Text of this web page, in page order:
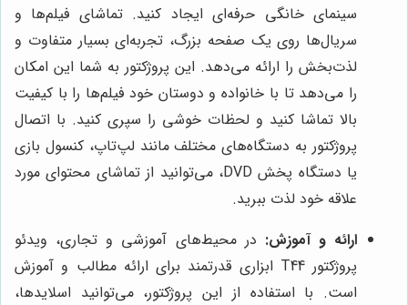
سینمای خانگی حرفه‌ای ایجاد کنید. تماشای فیلم‌ها و
سریال‌ها روی یک صفحه بزرگ، تجربه‌ای بسیار متفاوت و
لذت‌بخش را ارائه می‌دهد. این پروژکتور به شما این امکان
را می‌دهد تا با خانواده و دوستان خود فیلم‌ها را با کیفیت
بالا تماشا کنید و لحظات خوشی را سپری کنید. با اتصال
پروژکتور به دستگاه‌های مختلف مانند لپ‌تاپ، کنسول بازی
یا دستگاه پخش DVD، می‌توانید از تماشای محتوای مورد
علاقه خود لذت ببرید.
ارائه و آموزش: در محیط‌های آموزشی و تجاری، ویدئو
پروژکتور T44 ابزاری قدرتمند برای ارائه مطالب و آموزش
است. با استفاده از این پروژکتور، می‌توانید اسلایدها،